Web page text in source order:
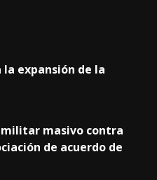
expansión de la
masivo contra
de acuerdo de